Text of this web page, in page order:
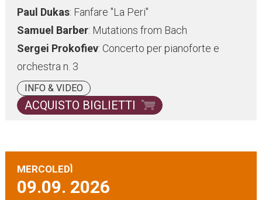
Paul Dukas: Fanfare "La Peri"
Samuel Barber: Mutations from Bach
Sergei Prokofiev: Concerto per pianoforte e
orchestra n. 3
INFO & VIDEO
ACQUISTO BIGLIETTI
MERCOLEDÌ
09.09. 2026